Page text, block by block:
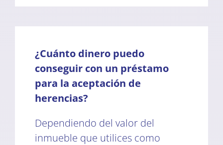
¿Cuánto dinero puedo
conseguir con un préstamo
para la aceptación de
herencias?
Dependiendo del valor del
inmueble que utilices como